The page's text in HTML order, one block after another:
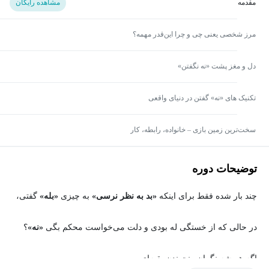
مقدمه مشاهده رایگان
مرز شخصی یعنی چی و چرا این‌قدر مهمه؟
دل و مغز پشت «نه نگفتن»
تکنیک های «نه» گفتن در دنیای واقعی
سخت‌ترین زمین بازی – خانواده، رابطه، کار
توضیحات دوره
چند بار شده فقط برای اینکه «بد به نظر نرسی» به چیزی «بله» گفتی،
در حالی که از خستگی له بودی و دلت می‌خواست محکم بگی «نه»؟
اگه همیشه نگران رنجوندن بقیه‌ای…